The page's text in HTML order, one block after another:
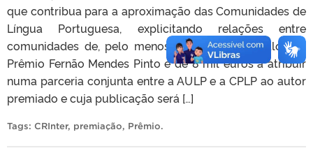
que contribua para a aproximação das Comunidades de
Língua Portuguesa, explicitando relações entre
comunidades de, pelo menos, dois países. O valor do
Prêmio Fernão Mendes Pinto é de 8 mil euros a atribuir
numa parceria conjunta entre a AULP e a CPLP ao autor
premiado e cuja publicação será […]
Tags: CRInter, premiação, Prêmio.